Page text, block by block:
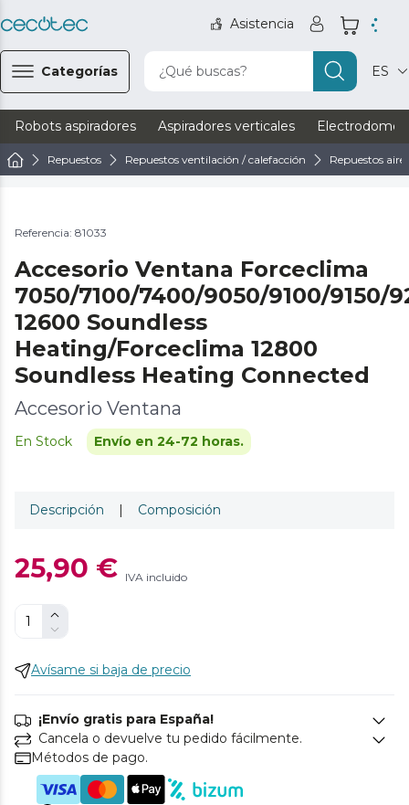
Asistencia
Categorías ¿Qué buscas? ES
Robots aspiradores Aspiradores verticales
Repuestos Repuestos ventilación / calefacción Repuestos
Referencia: 81033
Accesorio Ventana Forceclima
7050/7100/7400/9050/9100/9150/
12600 Soundless
Heating/Forceclima 12800
Soundless Heating Connected
Accesorio Ventana
En Stock Envío en 24-72 horas.
Descripción | Composición
25,90 € IVA incluido
Avísame si baja de precio
¡Envío gratis para España!
Cancela o devuelve tu pedido fácilmente.
Métodos de pago.